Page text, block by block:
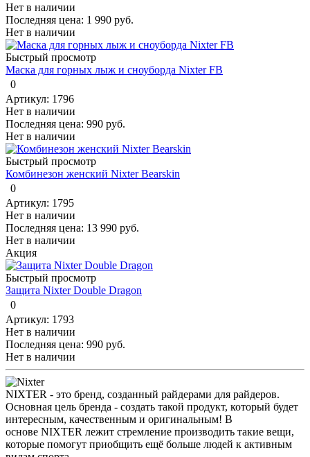
Нет в наличии
Последняя цена: 1 990 руб.
Нет в наличии
Быстрый просмотр
Маска для горных лыж и сноуборда Nixter FB
0
Артикул: 1796
Нет в наличии
Последняя цена: 990 руб.
Нет в наличии
Быстрый просмотр
Комбинезон женский Nixter Bearskin
0
Артикул: 1795
Нет в наличии
Последняя цена: 13 990 руб.
Нет в наличии
Акция
Быстрый просмотр
Защита Nixter Double Dragon
0
Артикул: 1793
Нет в наличии
Последняя цена: 990 руб.
Нет в наличии
NIXTER - это бренд, созданный райдерами для райдеров.
Основная цель бренда - создать такой продукт, который будет
интересным, качественным и оригинальным! В
основе NIXTER лежит стремление производить такие вещи,
которые помогут приобщить ещё больше людей к активным